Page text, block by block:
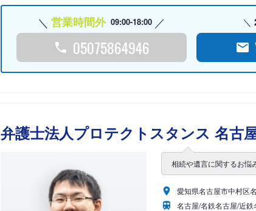
営業時間外 09:00-18:00
05075864946
弁護士法人プロテクトスタンス 名古
相続や遺言に関するお悩
愛知県名古屋市中村区
名古屋/名鉄名古屋/近鉄